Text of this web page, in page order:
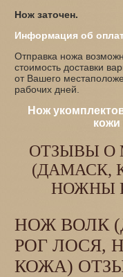
Нож заточен.
Информация об
Отправка ножа
стоимость доставки
от Вашего
рабочих дней.
Нож
кожи
ОТЗЫВЫ О
(ДАМАСК,
НОЖНЫ
НОЖ ВОЛК
РОГ ЛОСЯ,
КОЖА)